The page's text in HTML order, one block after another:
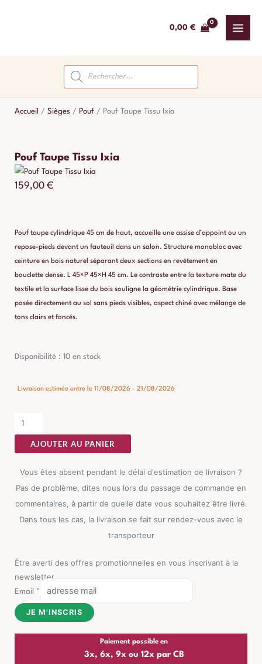
0,00 €
Recherche
de
produits
Accueil / Sièges / Pouf / Pouf Taupe Tissu Ixia
Pouf Taupe Tissu Ixia
159,00 €
Pouf taupe cylindrique 45 cm de haut, accueille une assise d’appoint ou un
repose-pieds devant un fauteuil dans un salon. Structure monobloc avec
ceinture en bois naturel séparant deux sections en revêtement en
bouclette dense. L 45×P 45×H 45 cm. Le contraste entre la texture mate du
textile et la surface lisse du bois souligne la géométrie cylindrique. Base
posée directement au sol sans pieds visibles, aspect chiné avec mélange de
tons clairs et foncés.
Disponibilité : 10 en stock
Livraison estimée entre le 11/08/2026 - 21/08/2026
quantité
Pouf
Tissu
Ixia
AJOUTER AU PANIER
Vous êtes absent pendant le délai d'estimation de livraison ?
Pas de problème, dites nous lors du passage de commande en
commentaires, à partir de quelle date vous souhaitez être livré.
Dans tous les cas, la livraison se fait sur rendez-vous avec le
transporteur
Être averti des offres promotionnelles en vous inscrivant à la
newsletter
Email *
JE M'INSCRIS
Paiement possible en
3x, 6x, 9x ou 12x par CB